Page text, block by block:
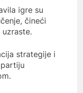
igre su
čineći
strategije i